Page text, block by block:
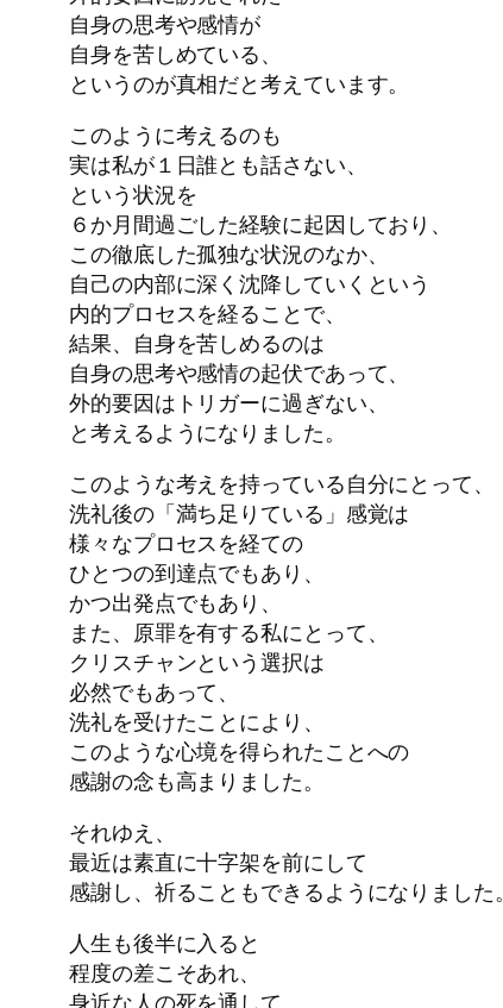
自身の思考や感情が
自身を苦しめている、
というのが真相だと考えています。
このように考えるのも
実は私が１日誰とも話さない、
という状況を
６か月間過ごした経験に起因しており、
この徹底した孤独な状況のなか、
自己の内部に深く沈降していくという
内的プロセスを経ることで、
結果、自身を苦しめるのは
自身の思考や感情の起伏であって、
外的要因はトリガーに過ぎない、
と考えるようになりました。
このような考えを持っている自分にとって、
洗礼後の「満ち足りている」感覚は
様々なプロセスを経ての
ひとつの到達点でもあり、
かつ出発点でもあり、
また、原罪を有する私にとって、
クリスチャンという選択は
必然でもあって、
洗礼を受けたことにより、
このような心境を得られたことへの
感謝の念も高まりました。
それゆえ、
最近は素直に十字架を前にして
感謝し、祈ることもできるようになりました。
人生も後半に入ると
程度の差こそあれ、